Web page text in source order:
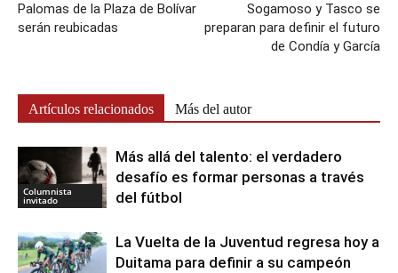
Palomas de la Plaza de Bolívar
serán reubicadas
Sogamoso y Tasco se
preparan para definir el futuro
de Condía y García
Artículos relacionados Más del autor
Columnista
invitado
Más allá del talento: el verdadero
desafío es formar personas a través
del fútbol
La Vuelta de la Juventud regresa hoy a
Duitama para definir a su campeón